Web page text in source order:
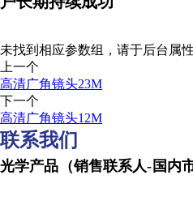
未找到相应参数组，请于后台属
上一个
高清广角镜头23M
下一个
高清广角镜头12M
联系我们
光学产品（销售联